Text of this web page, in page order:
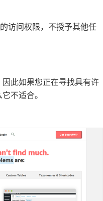
访问权限，不授予其他任
此如果您正在寻找具有许
不适合。